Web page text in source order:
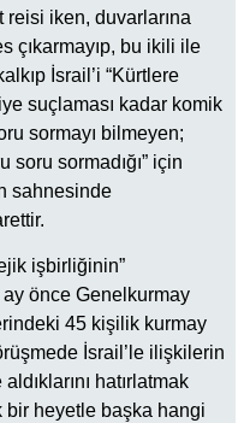
iken, duvarlarına
çıkarmayıp, bu ikili ile
İsrail’i “Kürtlere
suçlaması kadar komik
sormayı bilmeyen;
soru sormadığı” için
sahnesinde
işbirliğinin”
ay önce Genelkurmay
45 kişilik kurmay
İsrail’le ilişkilerin
hatırlatmak
bir heyetle başka hangi